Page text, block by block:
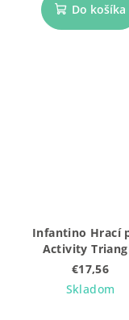
Do košíka
Infantino Hrací
Activity
€17,56
Skladom